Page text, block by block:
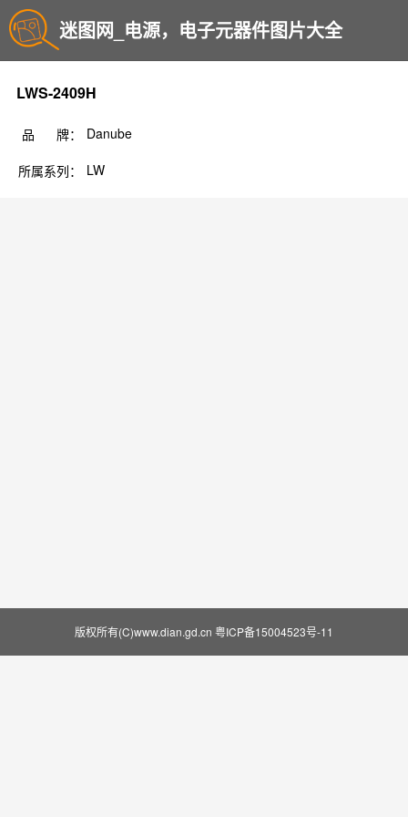
迷图网_电源，电子元器件图片大全
LWS-2409H
品 牌： Danube
所属系列： LW
版权所有(C)www.dian.gd.cn 粤ICP备15004523号-11